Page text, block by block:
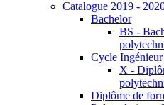
Catalogue 2019 -
Bachelor
BS -
Cycle Ingénieur
X -
Diplôme de